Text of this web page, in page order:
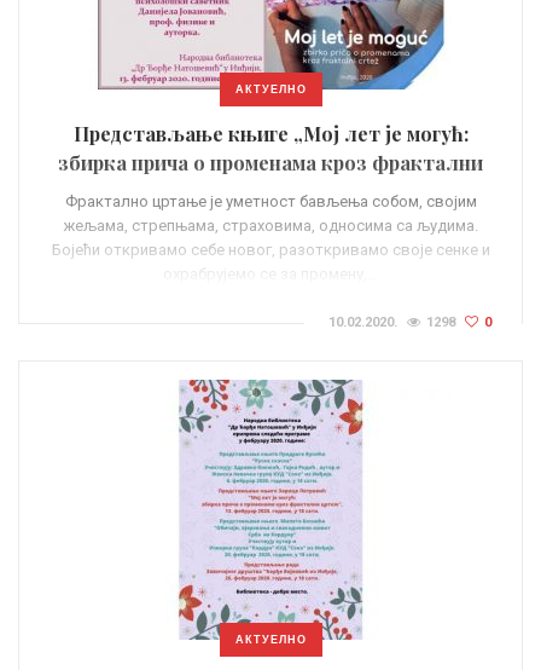
АКТУЕЛНО
Представљање књиге „Мој лет је могућ:
збирка прича о променама кроз фрактални
цртеж“ Зорице Петровић
Фрактално цртање је уметност бављења собом, својим
жељама, стрепњама, страховима, односима са људимa.
Бојећи откривамо себе новог, разоткривамо своје сенке и
охрабрујемо се за промену,…
10.02.2020. 1298 0
АКТУЕЛНО